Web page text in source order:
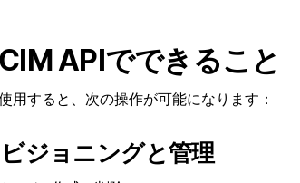
APIでできること
用すると、次の操作が可能になります：
ジョニングと管理